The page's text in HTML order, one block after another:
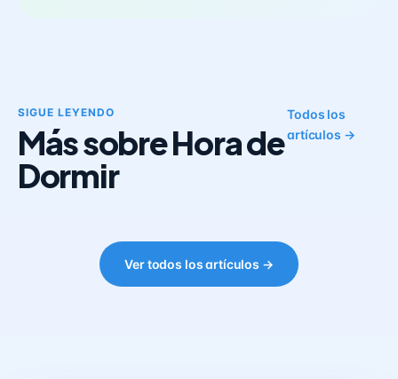
SIGUE LEYENDO
Más sobre Hora de
Dormir
Todos los
artículos →
Ver todos los artículos →